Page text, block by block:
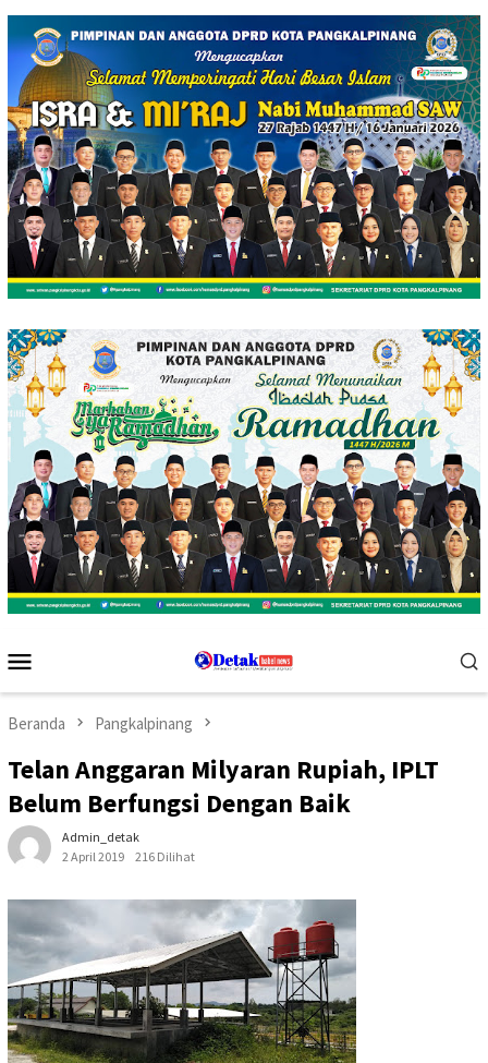
Loncat
konten
Mobile
Beranda Pangkalpinang
Telan Anggaran Milyaran Rupiah, IPLT
Belum Berfungsi Dengan Baik
Admin_detak
2 April 2019
216 Dilihat